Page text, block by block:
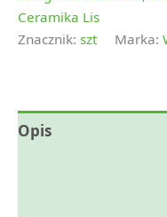
Ceramika Lis
Znacznik: szt Marka:
Opis